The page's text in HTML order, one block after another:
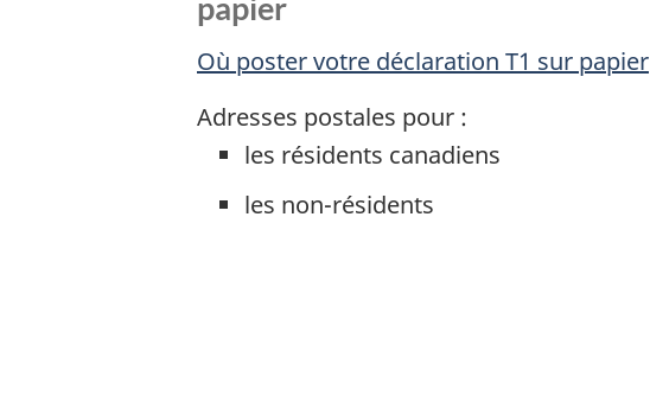
papier
Où poster votre déclaration T1 sur papier
Adresses postales pour :
les résidents canadiens
les non-résidents